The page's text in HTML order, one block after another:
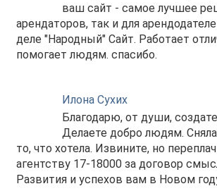
ваш сайт - самое лучшее
арендаторов, так и для
деле "Народный" Сайт. Работает
помогает людям. спасибо.
Илона Сухих
Благодарю, от души,
Делаете добро людям.
то, что хотела. Извините, но
агентству 17-18000 за договор
Развития и успехов вам в Новом